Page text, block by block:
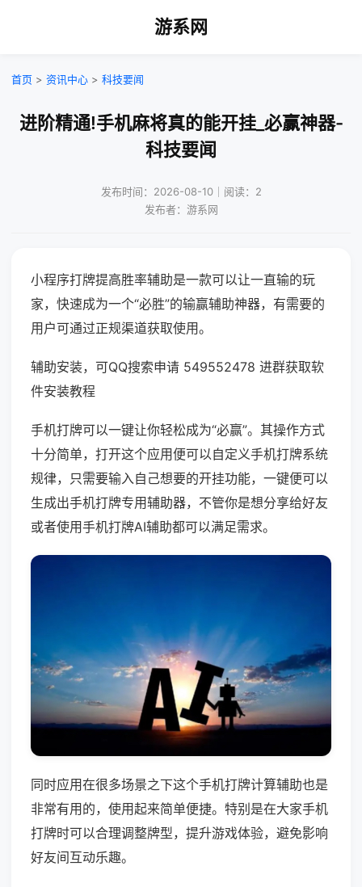
游系网
首页 > 资讯中心 > 科技要闻
进阶精通!手机麻将真的能开挂_必赢神器-
科技要闻
发布时间：2026-08-10｜阅读：2
发布者：游系网
小程序打牌提高胜率辅助是一款可以让一直输的玩
家，快速成为一个“必胜”的输赢辅助神器，有需要的
用户可通过正规渠道获取使用。
辅助安装，可QQ搜索申请 549552478 进群获取软
件安装教程
手机打牌可以一键让你轻松成为“必赢”。其操作方式
十分简单，打开这个应用便可以自定义手机打牌系统
规律，只需要输入自己想要的开挂功能，一键便可以
生成出手机打牌专用辅助器，不管你是想分享给好友
或者使用手机打牌AI辅助都可以满足需求。
同时应用在很多场景之下这个手机打牌计算辅助也是
非常有用的，使用起来简单便捷。特别是在大家手机
打牌时可以合理调整牌型，提升游戏体验，避免影响
好友间互动乐趣。